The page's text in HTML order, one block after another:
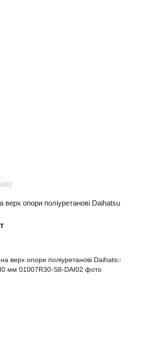
верх опори поліуретанові Daihatsu